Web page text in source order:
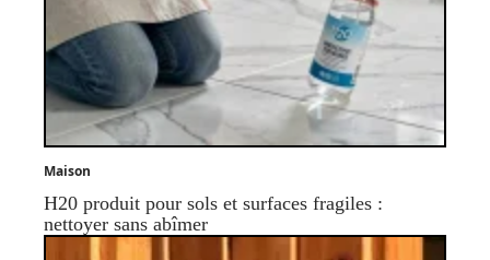
Maison
H20 produit pour sols et surfaces fragiles :
nettoyer sans abîmer